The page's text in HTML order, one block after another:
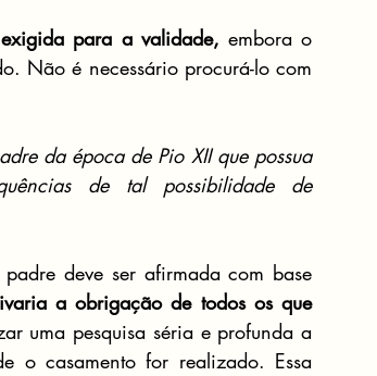
para a validade, embora o
Não é necessário procurá-lo com
da época de Pio XII que possua
de tal possibilidade de
deve ser afirmada com base
a obrigação de todos os que
uma pesquisa séria e profunda a
o casamento for realizado. Essa